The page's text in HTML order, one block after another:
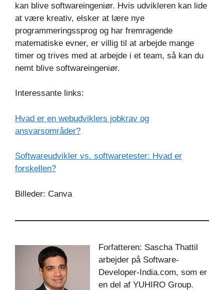
kan blive softwareingeniør. Hvis udvikleren kan lide
at være kreativ, elsker at lære nye
programmeringssprog og har fremragende
matematiske evner, er villig til at arbejde mange
timer og trives med at arbejde i et team, så kan du
nemt blive softwareingeniør.
Interessante links:
Hvad er en webudviklers jobkrav og
ansvarsområder?
Softwareudvikler vs. softwaretester: Hvad er
forskellen?
Billeder: Canva
Forfatteren: Sascha Thattil
arbejder på Software-
Developer-India.com, som er
en del af YUHIRO Group.